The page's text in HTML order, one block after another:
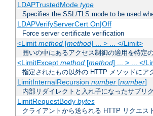
LDAPTrustedMode type
Specifies the SSL/TLS mode to be used
LDAPVerifyServerCert On|Off
Force server certificate verification
<Limit method[method] ... > ... </Limit>
囲いの中にあるアクセス制御の適用を特定
<LimitExcept method[method] ... > ... </
指定されたもの以外の HTTP メソッドにア
LimitInternalRecursion number[number]
内部リダイレクトと入れ子になったサブリ
LimitRequestBody bytes
クライアントから送られる HTTP リクエス